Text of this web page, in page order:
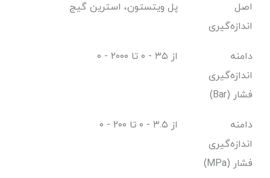
اصل
اندازه‌گیری
پل ویتستون، استرین گیج
دامنه
اندازه‌گیری
فشار (Bar)
از ۳۵ - ۰ تا ۲۰۰۰ - ۰
دامنه
اندازه‌گیری
فشار (MPa)
از ۳.۵ - ۰ تا ۲۰۰ - ۰